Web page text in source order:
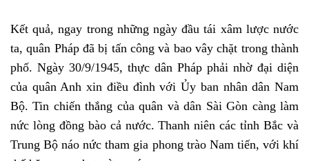
Kết quả, ngay trong những ngày đầu tái xâm lược nước
ta, quân Pháp đã bị tấn công và bao vây chặt trong thành
phố. Ngày 30/9/1945, thực dân Pháp phải nhờ đại diện
của quân Anh xin điều đình với Ủy ban nhân dân Nam
Bộ. Tin chiến thắng của quân và dân Sài Gòn càng làm
nức lòng đồng bào cả nước. Thanh niên các tỉnh Bắc và
Trung Bộ náo nức tham gia phong trào Nam tiến, với khí